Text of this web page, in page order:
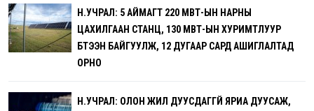
Н.УЧРАЛ: 5 АЙМАГТ 220 МВТ-ЫН НАРНЫ
ЦАХИЛГААН СТАНЦ, 130 МВТ-ЫН ХУРИМТЛУУР
БҮТЭЭН БАЙГУУЛЖ, 12 ДУГААР САРД АШИГЛАЛТАД
ОРНО
Н.УЧРАЛ: ОЛОН ЖИЛ ДУУСДАГГҮЙ ЯРИА ДУУСАЖ,